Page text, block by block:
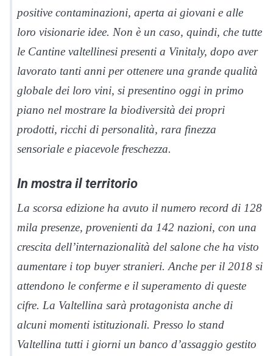
positive contaminazioni, aperta ai giovani e alle
loro visionarie idee. Non è un caso, quindi, che tutte
le Cantine valtellinesi presenti a Vinitaly, dopo aver
lavorato tanti anni per ottenere una grande qualità
globale dei loro vini, si presentino oggi in primo
piano nel mostrare la biodiversità dei propri
prodotti, ricchi di personalità, rara finezza
sensoriale e piacevole freschezza.
In mostra il territorio
La scorsa edizione ha avuto il numero record di 128
mila presenze, provenienti da 142 nazioni, con una
crescita dell’internazionalità del salone che ha visto
aumentare i top buyer stranieri. Anche per il 2018 si
attendono le conferme e il superamento di queste
cifre. La Valtellina sarà protagonista anche di
alcuni momenti istituzionali. Presso lo stand
Valtellina tutti i giorni un banco d’assaggio gestito